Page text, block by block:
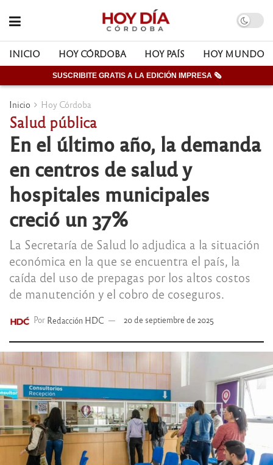
INICIO HOY CÓRDOBA HOY PAÍS HOY MUNDO
SUSCRIBITE GRATIS A LA EDICIÓN IMPRESA 🗞
Inicio Hoy Córdoba
Salud pública
En el último año, la demanda
en centros de salud y
hospitales municipales
creció un 37%
La Secretaría de Salud lo adjudica a la situación
económica en la que se encuentra el país, la
caída del uso de prepagas por los altos costos
de manutención y el cobro de coseguros.
Por Redacción HDC 20 de septiembre de 2025